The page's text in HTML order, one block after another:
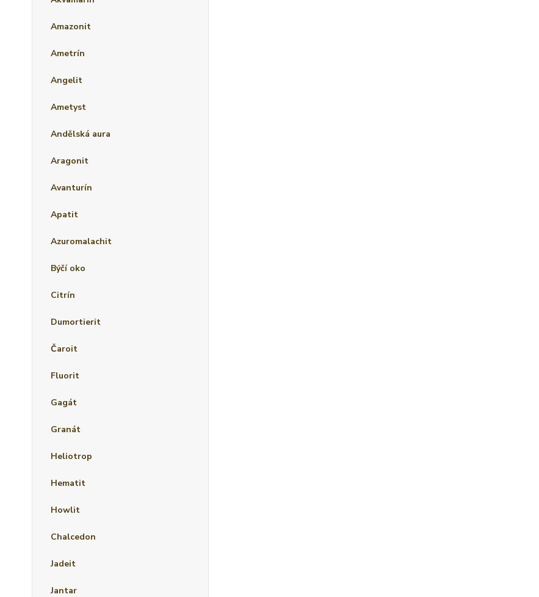
Amazonit
Ametrín
Angelit
Ametyst
Andělská aura
Aragonit
Avanturín
Apatit
Azuromalachit
Býčí oko
Citrín
Dumortierit
Čaroit
Fluorit
Gagát
Granát
Heliotrop
Hematit
Howlit
Chalcedon
Jadeit
Jantar